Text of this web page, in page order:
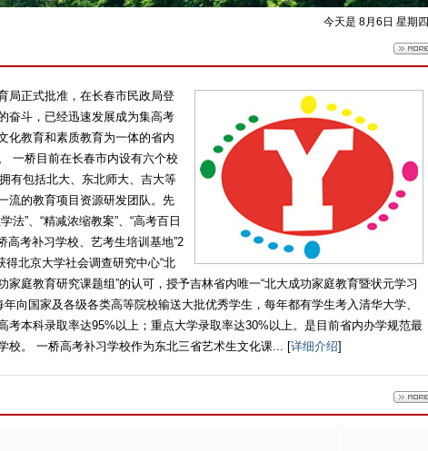
今天是 8月6日 星期四
局正式批准，在长春市民政局登
奋斗，已经迅速发展成为集高考
化教育和素质教育为一体的省内
一桥目前在长春市内设有六个校
有包括北大、东北师大、吉大等
流的教育项目资源研发团队。先
法”、“精减浓缩教案”、“高考百日
高考补习学校、艺考生培训基地”2
北京大学社会调查研究中心“北
家庭教育研究课题组”的认可，授予吉林省内唯一“北大成功家庭教育暨状元学习
向国家及各级各类高等院校输送大批优秀学生，每年都有学生考入清华大学、
考本科录取率达95%以上；重点大学录取率达30%以上。是目前省内办学规范最
校。 一桥高考补习学校作为东北三省艺术生文化课... [详细介绍]